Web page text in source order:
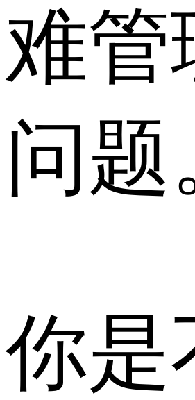
难管
问题
你是